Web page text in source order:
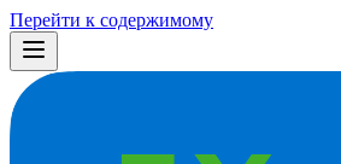
Перейти к содержимому